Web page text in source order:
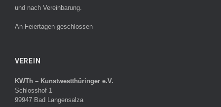
und nach Vereinbarung.
An Feiertagen geschlossen
VEREIN
KWTh – Kunstwestthüringer e.V.
Schlosshof 1
99947 Bad Langensalza